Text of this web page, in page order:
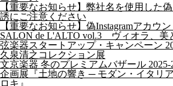
【重要なお知らせ】弊社名を使用した
誘にご注意ください
【重要なお知らせ】偽Instagramアカウ
SALON de L'ALTO vol.3 ヴィオラ、美
弦楽器スタートアップ・キャンペーン
久泉清之コレクション展
文京楽器 冬のプレミアムバザール 2025-
企画展『土地の響き ─ モダン・イタリ
ロキ』